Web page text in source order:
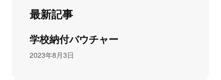
最新記事
学校納付バウチャー
2023年8月3日